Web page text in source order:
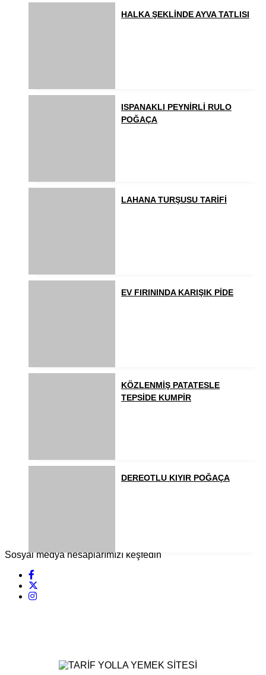
HALKA ŞEKLİNDE AYVA TATLISI
ISPANAKLI PEYNİRLİ RULO
POĞAÇA
LAHANA TURŞUSU TARİFİ
EV FIRININDA KARIŞIK PİDE
KÖZLENMİŞ PATATESLE
TEPSİDE KUMPİR
DEREOTLU KIYIR POĞAÇA
Sosyal medya hesaplarımızı keşfedin